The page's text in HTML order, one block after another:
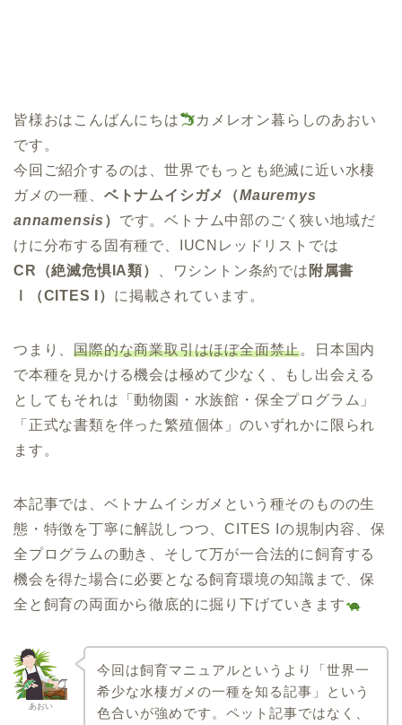
皆様おはこんばんにちは
カメレオン暮らしのあおい
です。
今回ご紹介するのは、世界でもっとも絶滅に近い水棲
ガメの一種、 ベトナムイシガメ（Mauremys
annamensis ） です。ベトナム中部のごく狭い地域だ
けに分布する固有種で、IUCNレッドリストでは
CR（絶滅危惧IA類）
、ワシントン条約では 附属書
Ⅰ（CITES I） に掲載されています。
つまり、国際的な商業取引はほぼ全面禁止。日本国内
で本種を見かける機会は極めて少なく、もし出会える
としてもそれは「動物園・水族館・保全プログラム」
「正式な書類を伴った繁殖個体」のいずれかに限られ
ます。
本記事では、ベトナムイシガメという種そのものの生
態・特徴を丁寧に解説しつつ、CITES Iの規制内容、保
全プログラムの動き、そして万が一合法的に飼育する
機会を得た場合に必要となる飼育環境の知識まで、保
全と飼育の両面から徹底的に掘り下げていきます
あおい
今回は飼育マニュアルというより「世界一
希少な水棲ガメの一種を知る記事」という
色合いが強めです。ペット記事ではなく、